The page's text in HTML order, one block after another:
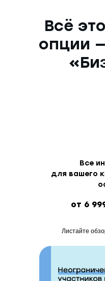
Всё
опции
Листайте
от 6
Все
для вашего